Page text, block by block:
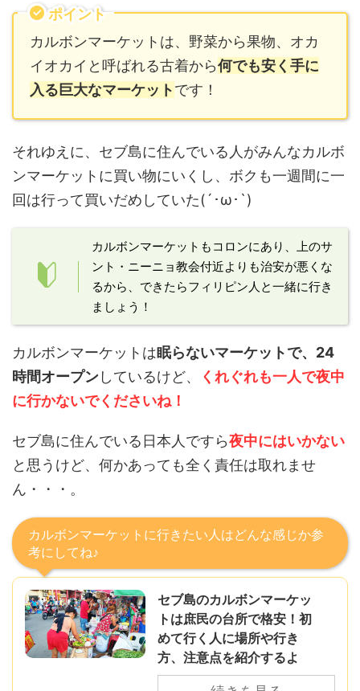
ポイント
カルボンマーケットは、野菜から果物、オカ
イオカイと呼ばれる古着から何でも安く手に
入る巨大なマーケットです！
それゆえに、セブ島に住んでいる人がみんなカルボ
ンマーケットに買い物にいくし、ボクも一週間に一
回は行って買いだめしていた(´･ω･`)
カルボンマーケットもコロンにあり、上のサ
ント・ニーニョ教会付近よりも治安が悪くな
るから、できたらフィリピン人と一緒に行き
ましょう！
カルボンマーケットは眠らないマーケットで、24
時間オープンしているけど、
くれぐれも一人で夜中
に行かないでくださいね！
セブ島に住んでいる日本人ですら夜中にはいかない
と思うけど、何かあっても全く責任は取れませ
ん・・・。
カルボンマーケットに行きたい人はどんな感じか参
考にしてね♪
セブ島のカルボンマーケッ
トは庶民の台所で格安！初
めて行く人に場所や行き
方、注意点を紹介するよ